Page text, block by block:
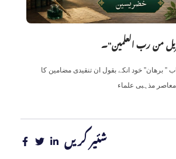
من رب العلمین”۔
برھان” خود انکے بقول ان تنقیدی مضامین کا
مذہبی علماء
شئیر کریں